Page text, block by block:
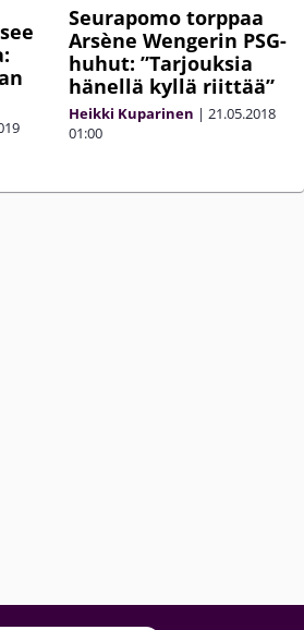
Seurapomo torppaa
Arsène Wengerin PSG-
huhut: ”Tarjouksia
hänellä kyllä riittää”
Heikki Kuparinen | 21.05.2018
01:00